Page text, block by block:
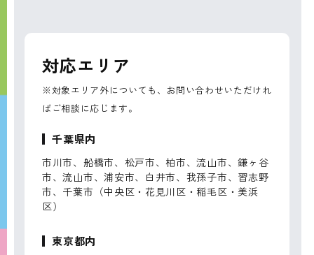
対応エリア
※対象エリア外についても、お問い合わせいただけれ
ばご相談に応じます。
千葉県内
市川市、船橋市、松戸市、柏市、流山市、鎌ヶ谷
市、流山市、浦安市、白井市、我孫子市、習志野
市、千葉市（中央区・花見川区・稲毛区・美浜
区）
東京都内